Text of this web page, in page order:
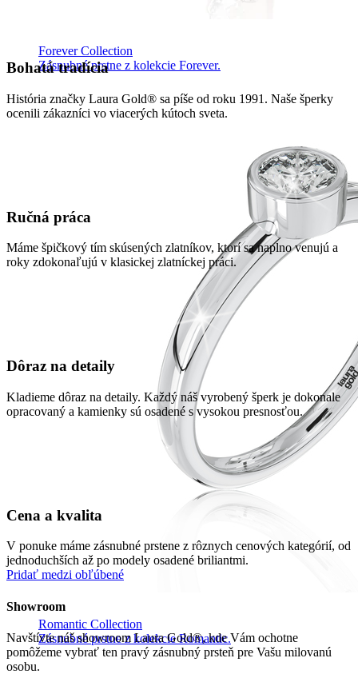
Forever Collection
Zásnubné prstne z kolekcie Forever.
Romantic Collection
Zásnubné prstne z kolekcie Romantic.
Bohatá tradícia
História značky Laura Gold® sa píše od roku 1991. Naše šperky
ocenili zákazníci vo viacerých kútoch sveta.
Ručná práca
Máme špičkový tím skúsených zlatníkov, ktorí sa naplno venujú a
roky zdokonaľujú v klasickej zlatníckej práci.
Dôraz na detaily
Kladieme dôraz na detaily. Každý náš vyrobený šperk je dokonale
opracovaný a kamienky sú osadené s vysokou presnosťou.
Cena a kvalita
V ponuke máme zásnubné prstene z rôznych cenových kategórií, od
jednoduchších až po modely osadené briliantmi.
Pridať medzi obľúbené
Showroom
Navštívte náš showroom Laura Gold®, kde Vám ochotne
pomôžeme vybrať ten pravý zásnubný prsteň pre Vašu milovanú
osobu.